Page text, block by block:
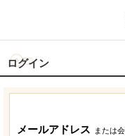
ログイン
メールアドレス または